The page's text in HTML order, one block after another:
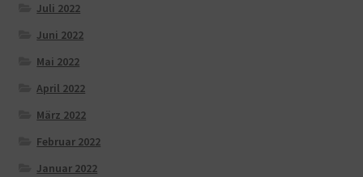
Juli 2022
Juni 2022
Mai 2022
April 2022
März 2022
Februar 2022
Januar 2022